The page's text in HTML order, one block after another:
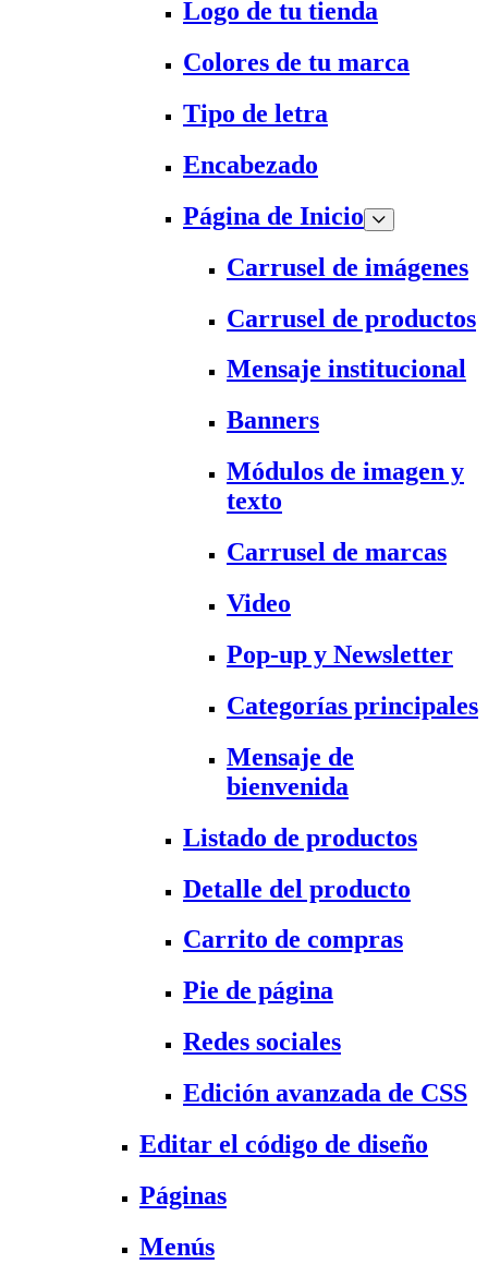
Logo de tu tienda
Colores de tu marca
Tipo de letra
Encabezado
Página de Inicio
Carrusel de imágenes
Carrusel de productos
Mensaje institucional
Banners
Módulos de imagen y
texto
Carrusel de marcas
Video
Pop-up y Newsletter
Categorías principales
Mensaje de
bienvenida
Listado de productos
Detalle del producto
Carrito de compras
Pie de página
Redes sociales
Edición avanzada de CSS
Editar el código de diseño
Páginas
Menús